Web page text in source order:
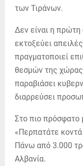
των Τιράνων.
Δεν είναι η
εκτοξεύει
πραγματοποιεί
θεσμών της
παραβιάσει
διαρρεύσει
Στο πιο πρόσφατο
«Περπατάτε
Πάνω από 3.000
Αλβανία.